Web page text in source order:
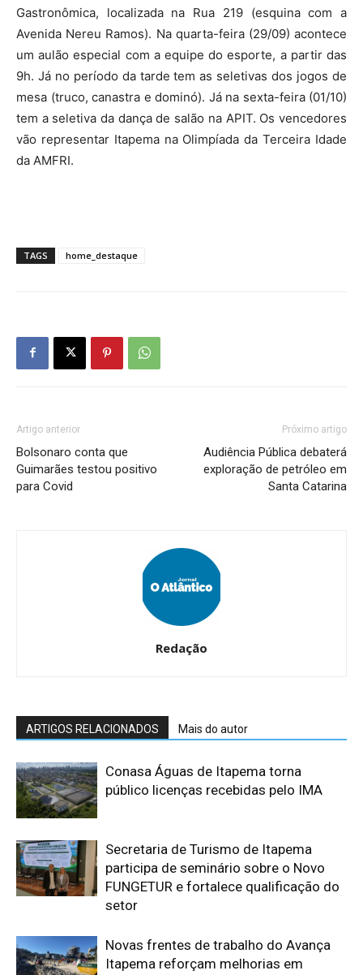
Gastronômica, localizada na Rua 219 (esquina com a
Avenida Nereu Ramos). Na quarta-feira (29/09) acontece
um aulão especial com a equipe do esporte, a partir das
9h. Já no período da tarde tem as seletivas dos jogos de
mesa (truco, canastra e dominó). Já na sexta-feira (01/10)
tem a seletiva da dança de salão na APIT. Os vencedores
vão representar Itapema na Olimpíada da Terceira Idade
da AMFRI.
TAGS home_destaque
Artigo anterior
Bolsonaro conta que
Guimarães testou positivo
para Covid
Próximo artigo
Audiência Pública debaterá
exploração de petróleo em
Santa Catarina
Redação
ARTIGOS RELACIONADOS Mais do autor
Conasa Águas de Itapema torna
público licenças recebidas pelo IMA
Secretaria de Turismo de Itapema
participa de seminário sobre o Novo
FUNGETUR e fortalece qualificação do
setor
Novas frentes de trabalho do Avança
Itapema reforçam melhorias em